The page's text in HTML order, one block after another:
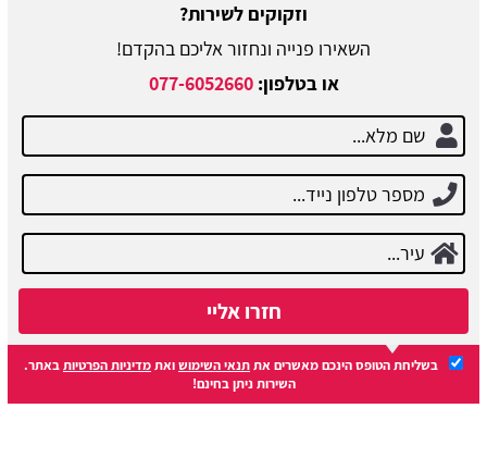
וזקוקים לשירות?
השאירו פנייה ונחזור אליכם בהקדם!
או בטלפון:077-6052660
חזרו אליי
בשליחת הטופס הינכם מאשרים אתתנאי השימושואתמדיניות הפרטיותבאתר.
השירות ניתן בחינם!